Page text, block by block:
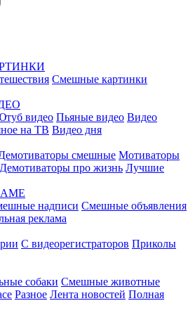
Смешные картинки
видео Пьяные видео Видео
на ТВ Видео дня
смешные Мотиваторы
Демотиваторы про жизнь Лучшие
надписи Смешные объявления
реклама
С видеорегистраторов Приколы
собаки Смешные животные
Разное Лента новостей Полная